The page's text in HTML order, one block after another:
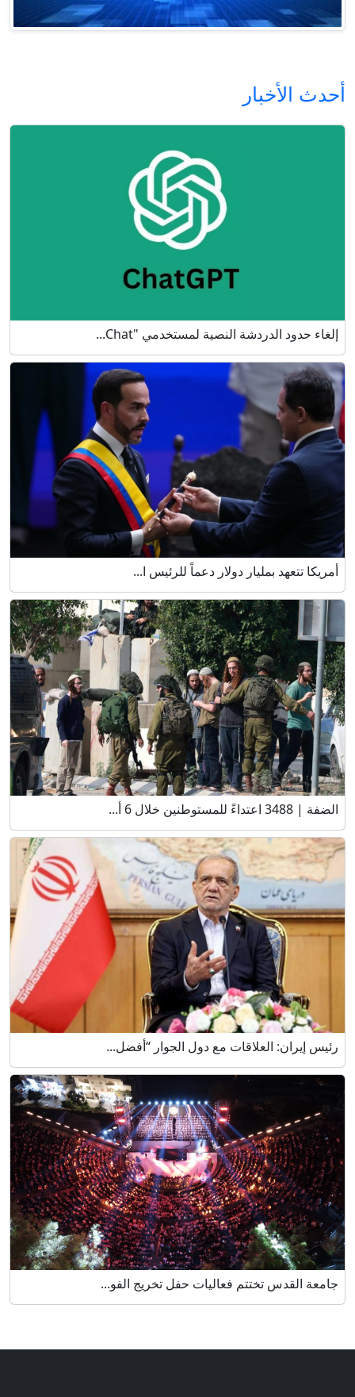
أحدث الأخبار
إلغاء حدود الدردشة النصية لمستخدمي "Chat...
أمريكا تتعهد بمليار دولار دعماً للرئيس ا...
الضفة | 3488 اعتداءً للمستوطنين خلال 6 أ...
رئيس إيران: العلاقات مع دول الجوار “أفضل...
جامعة القدس تختتم فعاليات حفل تخريج الفو...